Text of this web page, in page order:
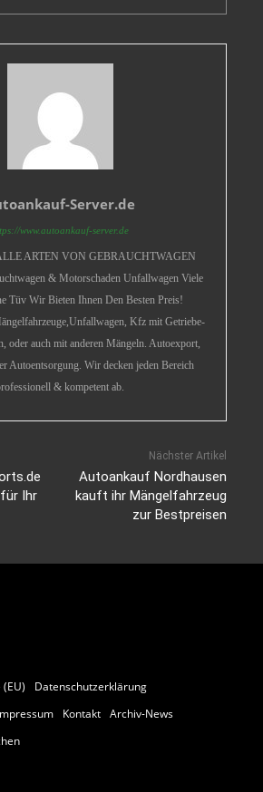
Server.de
www.autoankauf-server.de
ARTEN VON GEBRAUCHTWAGEN
& Motorschaden Unfallwagen Viele
Tüv Wir Bieten Ihnen Den Besten Preis!
Kfz mit Getriebe-
oder auch mit anderen Mängeln. Autoexport,
Autoentsorgung. Wir decken jeden Bereich
& kompetent ab.
Ihr
Nächster Artikel
Autoankauf Nordhausen
kauft ihr Mängelfahrzeug
zur Bestpreisen
Datenschutzerklärung
Kontakt Archiv-News